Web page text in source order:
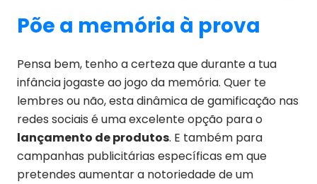
Põe a memória à prova
Pensa bem, tenho a certeza que durante a tua
infância jogaste ao jogo da memória. Quer te
lembres ou não, esta dinâmica de gamificação nas
redes sociais é uma excelente opção para o
lançamento de produtos. E também para
campanhas publicitárias específicas em que
pretendes aumentar a notoriedade de um